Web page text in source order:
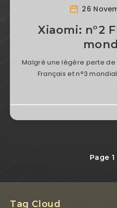
26
Xiaomi: n°2
Malgré une légère perte de
Français et n°3
Page 1
Tag Cloud